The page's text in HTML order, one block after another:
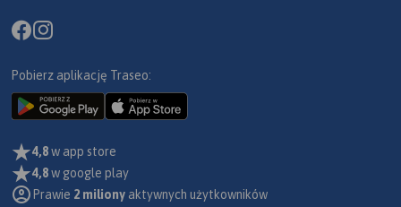
Pobierz aplikację Traseo:
4,8w app store
4,8w google play
Prawie 2 miliony aktywnych użytkowników